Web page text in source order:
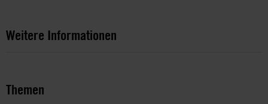
Weitere Informationen
Themen